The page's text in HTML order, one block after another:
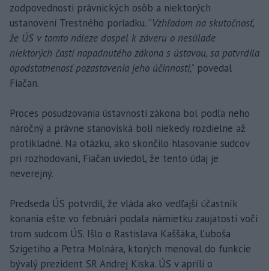
zodpovednosti právnických osôb a niektorých
ustanovení Trestného poriadku. "Vzhľadom na skutočnosť,
že ÚS v tomto náleze dospel k záveru o nesúlade
niektorých častí napadnutého zákona s ústavou, sa potvrdila
opodstatnenosť pozastavenia jeho účinnosti," povedal
Fiačan.
Proces posudzovania ústavnosti zákona bol podľa neho
náročný a právne stanoviská boli niekedy rozdielne až
protikladné. Na otázku, ako skončilo hlasovanie sudcov
pri rozhodovaní, Fiačan uviedol, že tento údaj je
neverejný.
Predseda ÚS potvrdil, že vláda ako vedľajší účastník
konania ešte vo februári podala námietku zaujatosti voči
trom sudcom ÚS. Išlo o Rastislava Kaššáka, Ľuboša
Szigetiho a Petra Molnára, ktorých menoval do funkcie
bývalý prezident SR Andrej Kiska. ÚS v apríli o